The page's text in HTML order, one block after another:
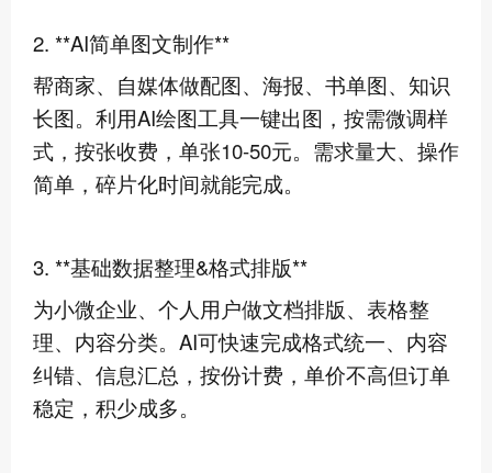
2. **AI简单图文制作**
帮商家、自媒体做配图、海报、书单图、知识
长图。利用AI绘图工具一键出图，按需微调样
式，按张收费，单张10-50元。需求量大、操作
简单，碎片化时间就能完成。
3. **基础数据整理&格式排版**
为小微企业、个人用户做文档排版、表格整
理、内容分类。AI可快速完成格式统一、内容
纠错、信息汇总，按份计费，单价不高但订单
稳定，积少成多。